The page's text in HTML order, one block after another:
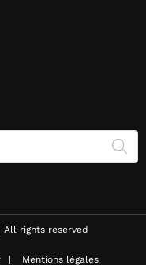
All rights reserved
Mentions légales